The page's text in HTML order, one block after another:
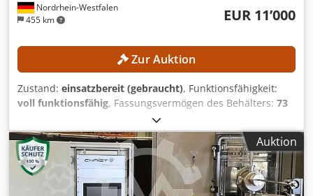
Nordrhein-Westfalen
455 km
EUR 11’000
Zur Auktion
Zustand: einsatzbereit (gebraucht), Funktionsfähigkeit:
voll funktionsfähig, Fassungsvermögen des Behälters: 73
, Nutzvolumen des Behälters:
mm, Gesamtbreite:1’500 mm, Gesamthöhe:2’000 mm,
Prozessanlage zur Herstellung von Cremes, Salben und
Suppositorienmassen Ausführung für schäumende
Produkte TECHNISCHE DETAILS Dsdpozrfbbsfx Akhewa
Nutzvolumen: 50 L Gesamtvolumen: 73 L
Auktion